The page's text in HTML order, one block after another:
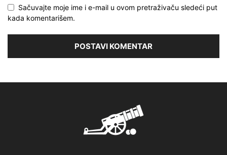
Sačuvajte moje ime i e-mail u ovom pretraživaču sledeći put
kada komentarišem.